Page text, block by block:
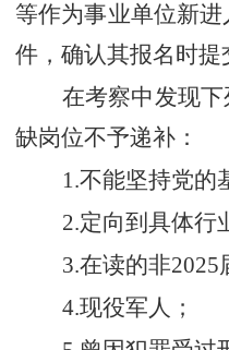
等作为事业单位新
件，确认其报名时
在考察中发现
缺岗位不予递补：
1.不能坚持党的
2.定向到具体行
3.在读的非2025
4.现役军人；